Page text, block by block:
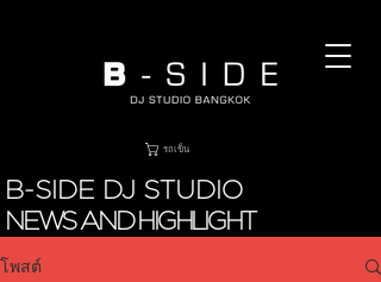
รถเข็น
B-SIDE DJ STUDIO
NEWS AND HIGHLIGHT
โพสต์